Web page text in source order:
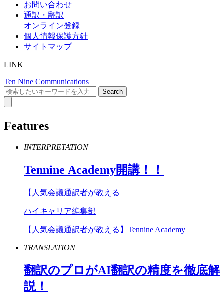
お問い合わせ
通訳・翻訳
オンライン登録
個人情報保護方針
サイトマップ
LINK
Ten Nine Communications
Features
INTERPRETATION
Tennine Academy開講！！
【人気会議通訳者が教える
ハイキャリア編集部
【人気会議通訳者が教える】Tennine Academy
TRANSLATION
翻訳のプロがAI翻訳の精度を徹底解
説！